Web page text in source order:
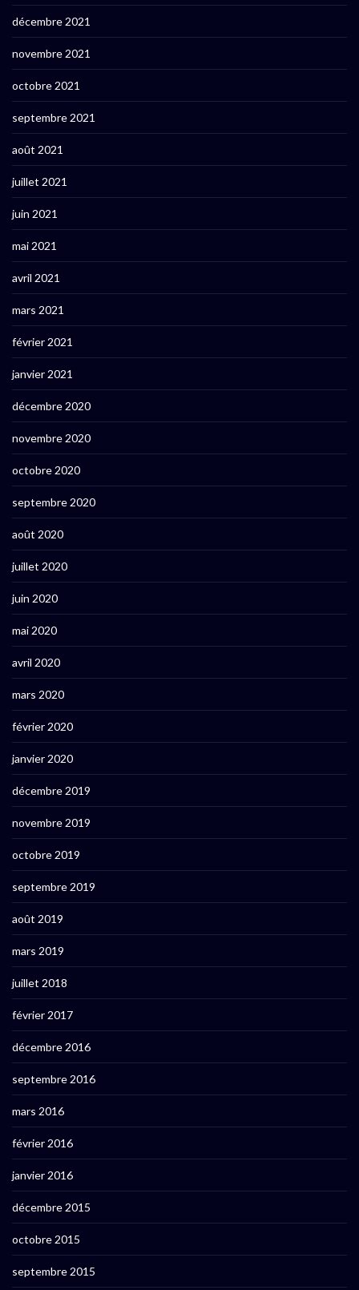
décembre 2021
novembre 2021
octobre 2021
septembre 2021
août 2021
juillet 2021
juin 2021
mai 2021
avril 2021
mars 2021
février 2021
janvier 2021
décembre 2020
novembre 2020
octobre 2020
septembre 2020
août 2020
juillet 2020
juin 2020
mai 2020
avril 2020
mars 2020
février 2020
janvier 2020
décembre 2019
novembre 2019
octobre 2019
septembre 2019
août 2019
mars 2019
juillet 2018
février 2017
décembre 2016
septembre 2016
mars 2016
février 2016
janvier 2016
décembre 2015
octobre 2015
septembre 2015